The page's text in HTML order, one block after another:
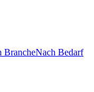
BrancheNach Bedarf